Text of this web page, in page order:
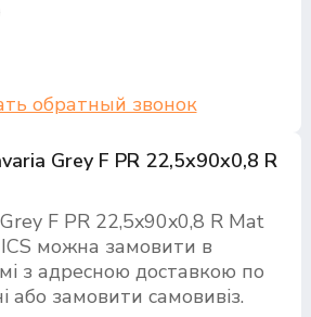
Grey F PR 22,5x90x0,8 R
F PR 22,5x90x0,8 R Mat
можна замовити в
з адресною доставкою по
або замовити самовивіз.
обратный звонок